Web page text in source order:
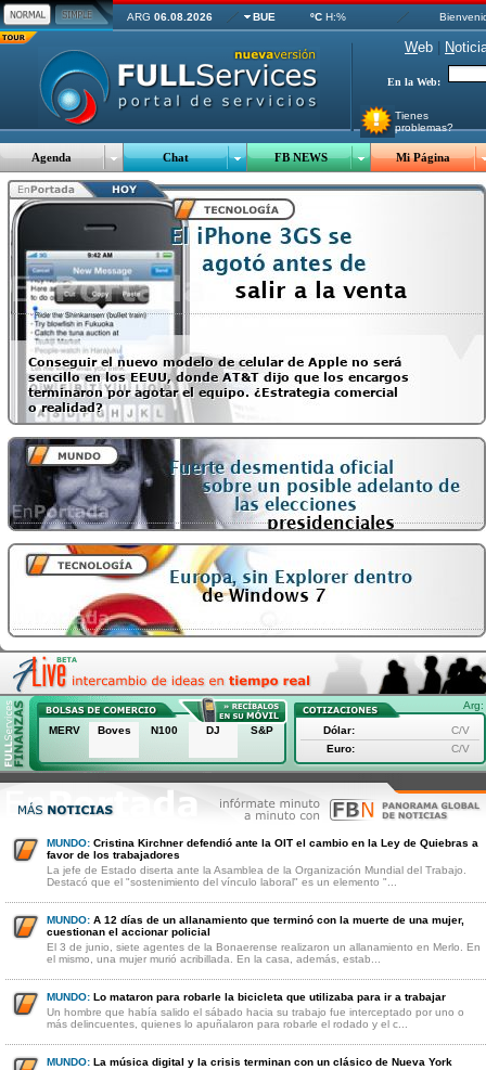
ARG 06.08.2026 BUE ºC H:%
Web N
En la Web:
Tienes
problemas?
Agenda Chat FB NEWS Mi Página
Arg:
MERV Boves N100 DJ S&P Dólar:
C/V
Euro:
C/V
MUNDO: Cristina Kirchner defendió ante la OIT el cambio en la Ley de Quiebras a
favor de los trabajadores
La jefe de Estado diserta ante la Asamblea de la Organización Mundial del Trabajo.
Destacó que el "sostenimiento del vínculo laboral" es un elemento "...
MUNDO: A 12 días de un allanamiento que terminó con la muerte de una mujer,
cuestionan el accionar policial
El 3 de junio, siete agentes de la Bonaerense realizaron un allanamiento en Merlo. En
el mismo, una mujer murió acribillada. En la casa, además, estab...
MUNDO: Lo mataron para robarle la bicicleta que utilizaba para ir a trabajar
Un hombre que había salido el sábado hacia su trabajo fue interceptado por uno o
más delincuentes, quienes lo apuñalaron para robarle el rodado y el c...
MUNDO: La música digital y la crisis terminan con un clásico de Nueva York